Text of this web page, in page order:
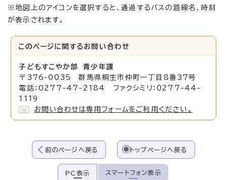
※地図上のアイコンを選択すると、通過するバスの路線名、時刻
が表示されます。
このページに関する お問い合わせ
子どもすこやか部 青少年課
〒376-0035 群馬県桐生市仲町一丁目8番37号
電話：0277-47-2184 ファクシミリ：0277-44-
1119
お問い合わせは専用フォームをご利用ください。
前のページへ戻る トップページへ戻る
PC表示 スマートフォン表示